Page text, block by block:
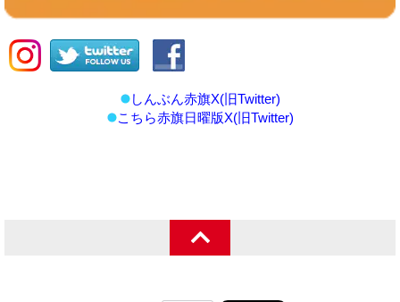
しんぶん赤旗X(旧Twitter)
こちら赤旗日曜版X(旧Twitter)